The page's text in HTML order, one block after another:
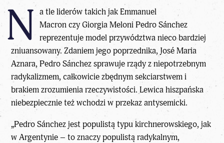
N a tle liderów takich jakEmmanuel
MacronczyGiorgia MeloniPedro Sánchez
reprezentuje model przywództwa nieco bardziej
zniuansowany. Zdaniem jego poprzednika, José Maria
Aznara, Pedro Sánchez sprawuje rządy z niepotrzebnym
radykalizmem, całkowicie zbędnym sekciarstwem i
brakiem zrozumienia rzeczywistości. Lewica hiszpańska
niebezpiecznie też wchodzi w przekaz antysemicki.
„Pedro Sánchez jest populistą typu kirchnerowskiego, jak
w Argentynie – to znaczy populistą radykalnym,